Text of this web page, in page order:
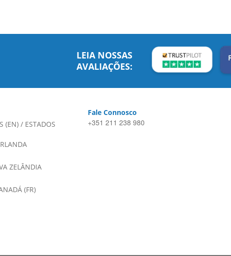
LEIA NOSSAS
AVALIAÇÕES:
(EN)/ ESTADOS
ZELÂNDIA
(FR)
Fale Connosco
+351 211 238 980